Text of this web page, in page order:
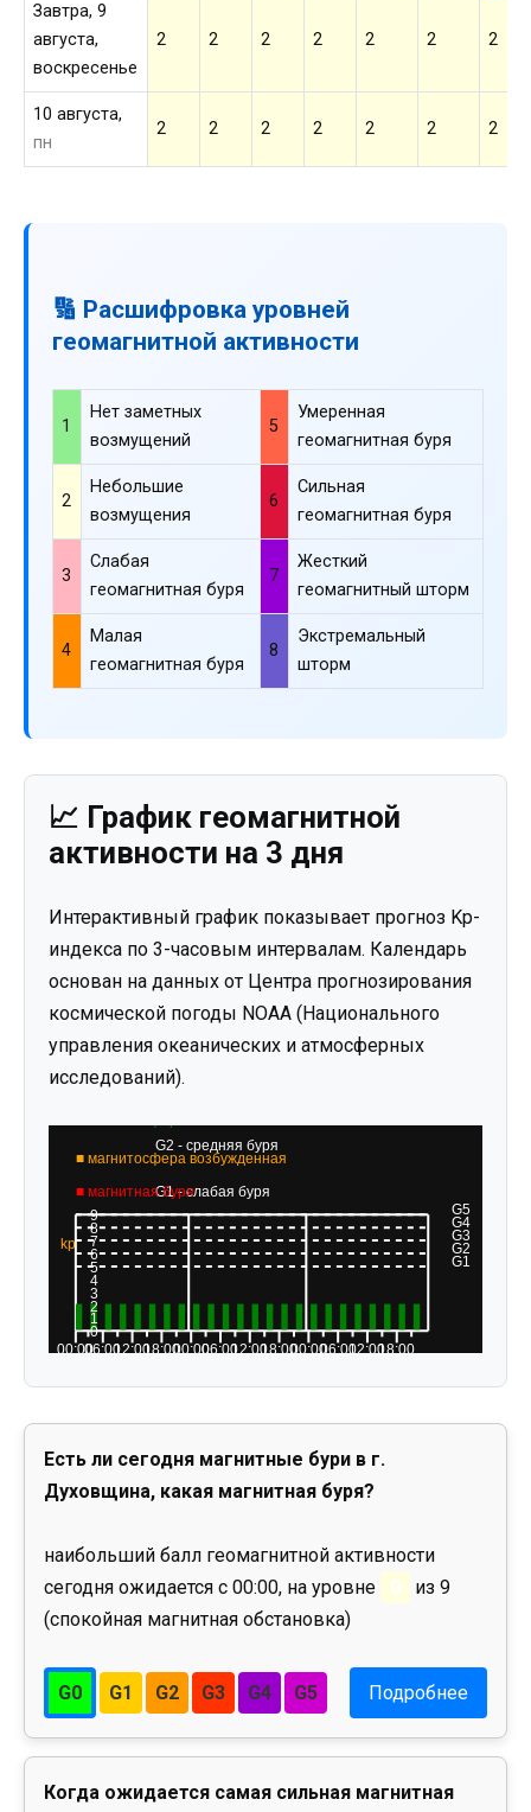
Завтра, 9
августа,
воскресенье
2 2 2 2 2 2 2
10 августа,
пн
2 2 2 2 2 2 2
🔢 Расшифровка уровней
геомагнитной активности
1
Нет заметных
возмущений
5
Умеренная
геомагнитная буря
2
Небольшие
возмущения
6
Сильная
геомагнитная буря
3
Слабая
геомагнитная буря
7
Жесткий
геомагнитный шторм
4
Малая
геомагнитная буря
8
Экстремальный
шторм
📈 График геомагнитной
активности на 3 дня
Интерактивный график показывает прогноз Kp-
индекса по 3-часовым интервалам. Календарь
основан на данных от Центра прогнозирования
космической погоды NOAA (Национального
управления океанических и атмосферных
исследований).
Есть ли сегодня магнитные бури в г.
Духовщина, какая магнитная буря?
наибольший балл геомагнитной активности
сегодня ожидается с 00:00, на уровне
0
из 9
(спокойная магнитная обстановка)
G0 G1 G2 G3 G4 G5 Подробнее
Когда ожидается самая сильная магнитная